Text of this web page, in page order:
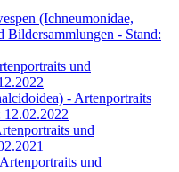
(Ichneumonidae,
Bildersammlungen - Stand:
und
- Artenportraits
12.02.2022
und
und